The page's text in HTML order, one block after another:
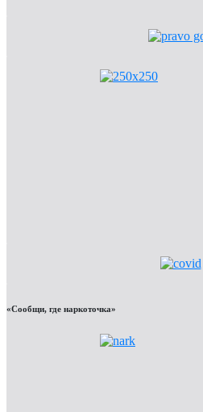
«Сообщи, где наркоточка»